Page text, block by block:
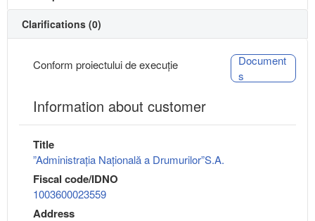
Clarifications (0)
Conform proiectului de execuție
Document
s
Information about customer
Title
”Administrația Națională a Drumurilor”S.A.
Fiscal code/IDNO
1003600023559
Address